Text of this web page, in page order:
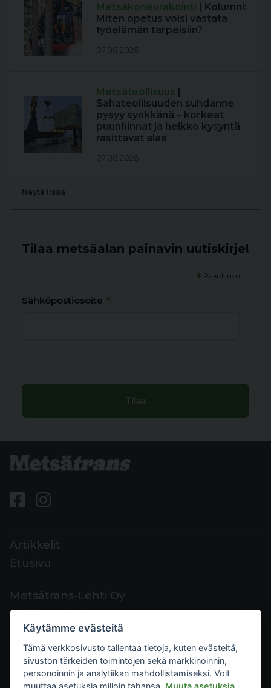
Metsäkoneurakointi | Kolumni:
Miten opetus voisi vastata
työelämän tarpeisiin?
07.08.2026
Metsäteollisuus |
Sahateollisuuden suhdanne
pysyy synkkänä – korkeat
puunhinnat ja heikko kysyntä
rasittavat alaa
07.08.2026
Näytä lisää
Tilaa metsäalan painavin uutiskirje!
* Pakollinen
Sähköpostiosoite *
Artikkelit
Etusivu
Metsätrans-Lehti Oy
Asiakaspalvelu
Yhteystiedot
Palaute
Mediakortti
Käytämme evästeitä
Tämä verkkosivusto tallentaa tietoja, kuten evästeitä,
sivuston tärkeiden toimintojen sekä markkinoinnin,
personoinnin ja analytiikan mahdollistamiseksi. Voit
muuttaa asetuksia milloin tahansa. Muuta asetuksia